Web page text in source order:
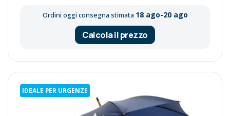
Ordini oggi consegna stimata 18 ago-20 ago
Calcola il prezzo
IDEALE PER URGENZE